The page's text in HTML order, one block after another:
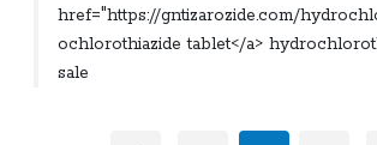
href="https://gntizarozide.com/
ochlorothiazide tablet</a>
sale